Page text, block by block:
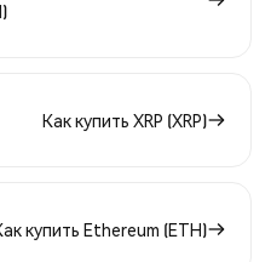
Как купить XRP (XRP)
купить Ethereum (ETH)